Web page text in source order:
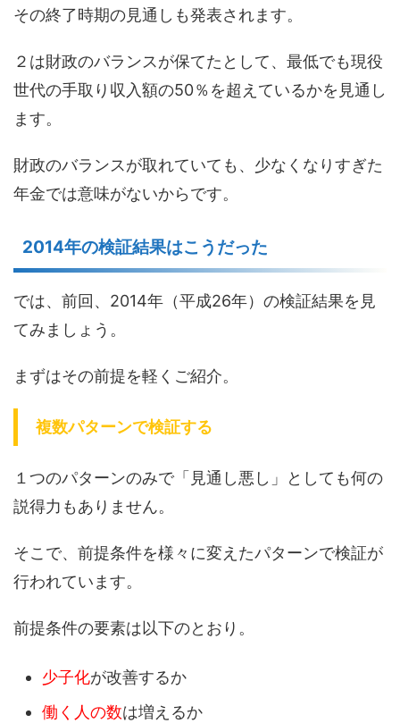
その終了時期の見通しも発表されます。
２は財政のバランスが保てたとして、最低でも現役
世代の手取り収入額の50％を超えているかを見通し
ます。
財政のバランスが取れていても、少なくなりすぎた
年金では意味がないからです。
2014年の検証結果はこうだった
では、前回、2014年（平成26年）の検証結果を見
てみましょう。
まずはその前提を軽くご紹介。
複数パターンで検証する
１つのパターンのみで「見通し悪し」としても何の
説得力もありません。
そこで、前提条件を様々に変えたパターンで検証が
行われています。
前提条件の要素は以下のとおり。
少子化が改善するか
働く人の数は増えるか